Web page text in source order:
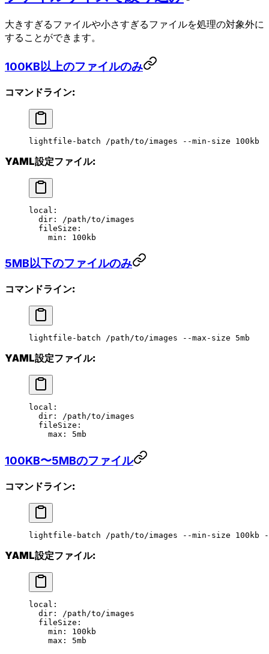
大きすぎるファイルや小さすぎるファイルを処理の対象外に
することができます。
100KB以上のファイルのみ
コマンドライン:
lightfile-batch /path/to/images --min-size 100kb
YAML設定ファイル:
local :
  dir
:
/path/to/images
  fileSize
:
    min
: 100kb
5MB以下のファイルのみ
コマンドライン:
lightfile-batch /path/to/images --max-size 5mb
YAML設定ファイル:
local :
  dir
: /path/to/images
  fileSize
:
    max
: 5mb
100KB〜5MBのファイル
コマンドライン:
lightfile-batch /path/to/images --min-size 100kb
YAML設定ファイル:
local :
  dir
:
/path/to/images
  fileSize
:
    min
: 100kb
    max
: 5mb